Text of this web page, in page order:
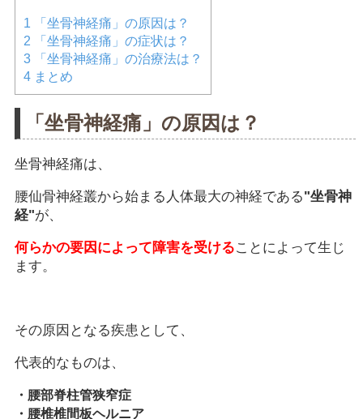
1 「坐骨神経痛」の原因は？
2 「坐骨神経痛」の症状は？
3「坐骨神経痛」の治療法は？
4まとめ
「坐骨神経痛」の原因は？
坐骨神経痛は、
腰仙骨神経叢から始まる人体最大の神経である"坐骨神
経"が、
何らかの要因によって障害を受けることによって生じ
ます。
その原因となる疾患として、
代表的なものは、
・腰部脊柱管狭窄症
・腰椎椎間板ヘルニア